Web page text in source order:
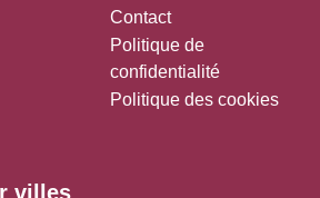
Contact
Politique de
confidentialité
Politique des cookies
villes